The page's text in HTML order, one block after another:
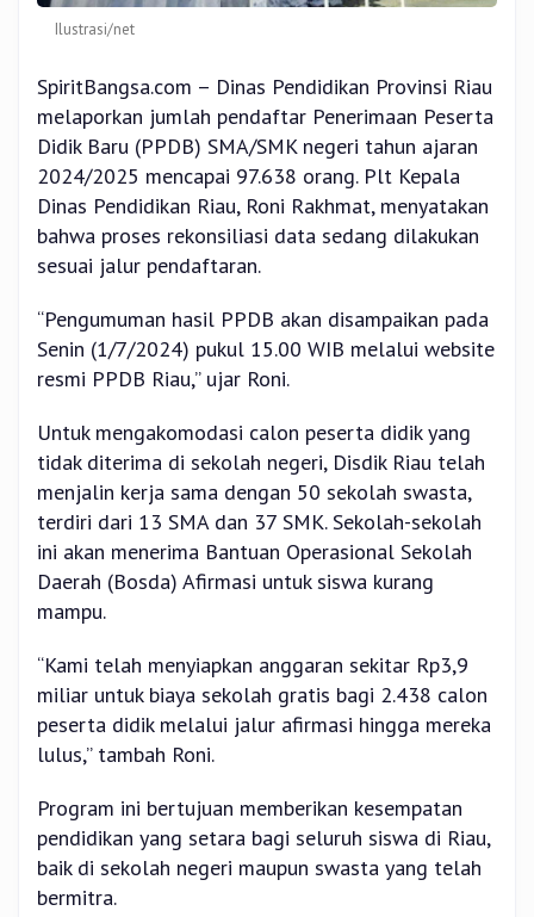
Ilustrasi/net
SpiritBangsa.com – Dinas Pendidikan Provinsi Riau
melaporkan jumlah pendaftar Penerimaan Peserta
Didik Baru (PPDB) SMA/SMK negeri tahun ajaran
2024/2025 mencapai 97.638 orang. Plt Kepala
Dinas Pendidikan Riau, Roni Rakhmat, menyatakan
bahwa proses rekonsiliasi data sedang dilakukan
sesuai jalur pendaftaran.
“Pengumuman hasil PPDB akan disampaikan pada
Senin (1/7/2024) pukul 15.00 WIB melalui website
resmi PPDB Riau,” ujar Roni.
Untuk mengakomodasi calon peserta didik yang
tidak diterima di sekolah negeri, Disdik Riau telah
menjalin kerja sama dengan 50 sekolah swasta,
terdiri dari 13 SMA dan 37 SMK. Sekolah-sekolah
ini akan menerima Bantuan Operasional Sekolah
Daerah (Bosda) Afirmasi untuk siswa kurang
mampu.
“Kami telah menyiapkan anggaran sekitar Rp3,9
miliar untuk biaya sekolah gratis bagi 2.438 calon
peserta didik melalui jalur afirmasi hingga mereka
lulus,” tambah Roni.
Program ini bertujuan memberikan kesempatan
pendidikan yang setara bagi seluruh siswa di Riau,
baik di sekolah negeri maupun swasta yang telah
bermitra.